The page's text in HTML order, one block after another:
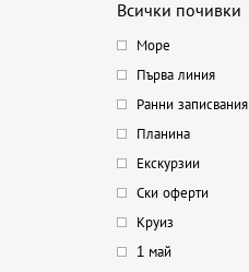
Всички почивки
Море
Първа линия
Ранни записвания
Планина
Екскурзии
Ски оферти
Круиз
1 май